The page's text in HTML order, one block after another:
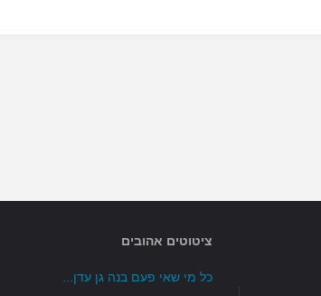
ציטוטים אהובים
כל מי שאי פעם בנה גן עדן...